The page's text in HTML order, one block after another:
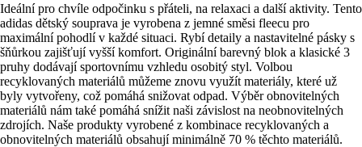
Ideální pro chvíle odpočinku s přáteli, na relaxaci a další aktivity. Tento
adidas dětský souprava je vyrobena z jemné směsi fleecu pro
maximální pohodlí v každé situaci. Rybí detaily a nastavitelné pásky s
šňůrkou zajišťují vyšší komfort. Originální barevný blok a klasické 3
pruhy dodávají sportovnímu vzhledu osobitý styl. Volbou
recyklovaných materiálů můžeme znovu využít materiály, které už
byly vytvořeny, což pomáhá snižovat odpad. Výběr obnovitelných
materiálů nám také pomáhá snížit naši závislost na neobnovitelných
zdrojích. Naše produkty vyrobené z kombinace recyklovaných a
obnovitelných materiálů obsahují minimálně 70 % těchto materiálů.